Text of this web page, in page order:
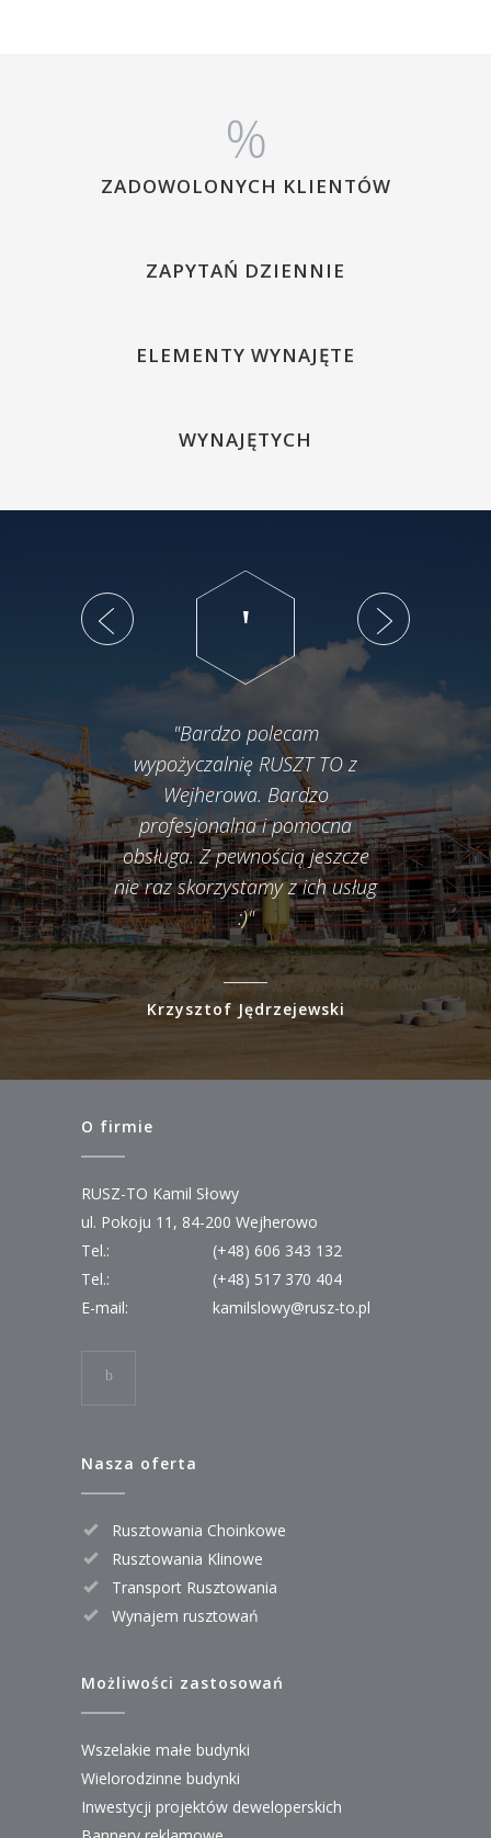
%
ZADOWOLONYCH KLIENTÓW
ZAPYTAŃ DZIENNIE
ELEMENTY WYNAJĘTE
WYNAJĘTYCH
"Bardzo polecam
wypożyczalnię RUSZT TO z
Wejherowa. Bardzo
profesjonalna i pomocna
obsługa. Z pewnością jeszcze
nie raz skorzystamy z ich usług
:)"
Krzysztof Jędrzejewski
O firmie
RUSZ-TO Kamil Słowy
ul. Pokoju 11, 84-200 Wejherowo
Tel.:
(+48) 606 343 132
Tel.:
(+48) 517 370 404
E-mail:
kamilslowy@rusz-to.pl
Nasza oferta
Rusztowania Choinkowe
Rusztowania Klinowe
Transport Rusztowania
Wynajem rusztowań
Możliwości zastosowań
Wszelakie małe budynki
Wielorodzinne budynki
Inwestycji projektów deweloperskich